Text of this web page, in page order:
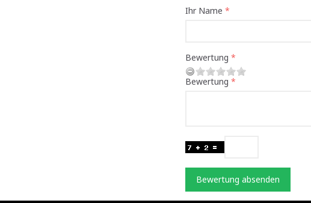
Ihr Name
Bewertung
Bewertung
Bewertung absenden